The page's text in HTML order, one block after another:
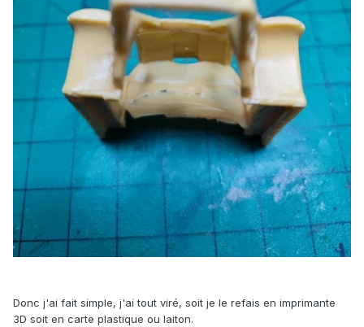
Donc j'ai fait simple, j'ai tout viré, soit je le refais en imprimante
3D soit en carte plastique ou laiton.